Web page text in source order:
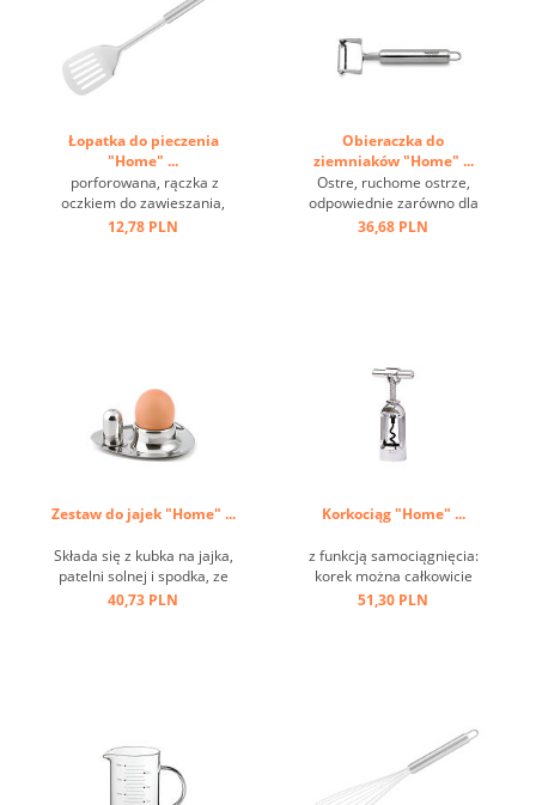
Łopatka do pieczenia
"Home" ...
porforowana, rączka z
oczkiem do zawieszania,
stal nierdzewna ...
12,78 PLN
Obieraczka do
ziemniaków "Home" ...
Ostre, ruchome ostrze,
odpowiednie zarówno dla
praworęcznych, jak i
36,68 PLN
Zestaw do jajek "Home" ...
Składa się z kubka na jajka,
patelni solnej i spodka, ze
stali nierdzewnej ...
40,73 PLN
Korkociąg "Home" ...
z funkcją samociągnięcia:
korek można całkowicie
usunąć przez obrót, łatwość
51,30 PLN